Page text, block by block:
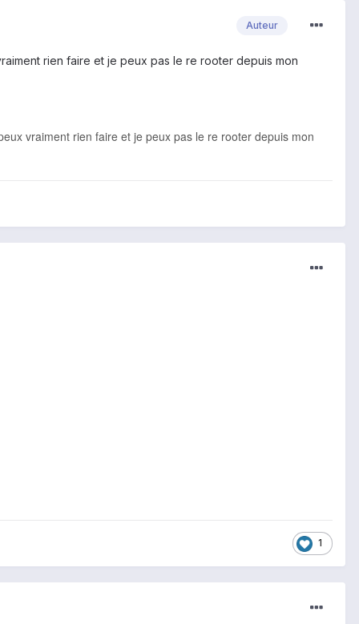
Auteur
rien faire et je peux pas le re rooter depuis mon
vraiment rien faire et je peux pas le re rooter depuis mon
1